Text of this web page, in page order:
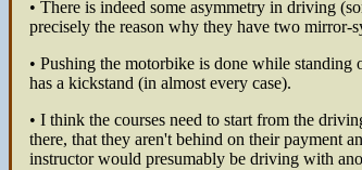
• There is indeed some asymmetry in driving
precisely the reason why they have two mirror-
• Pushing the motorbike is done while
has a kickstand (in almost every case).
• I think the courses need to start from the
there, that they aren't behind on their payment
instructor would presumably be driving with